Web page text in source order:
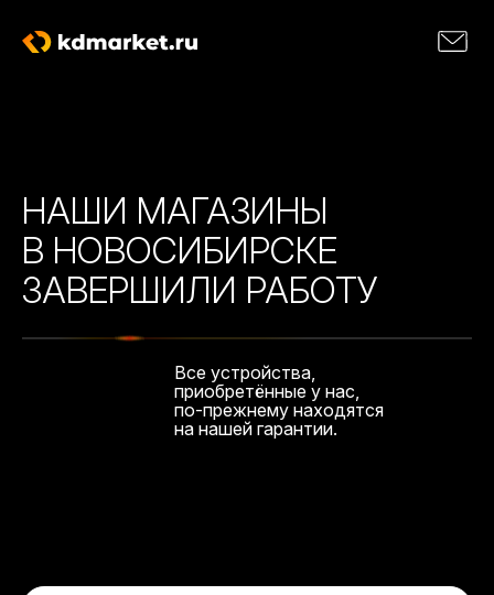
НАШИ МАГАЗИНЫ
В НОВОСИБИРСКЕ
ЗАВЕРШИЛИ РАБОТУ
Все устройства,
приобретённые у нас,
по-прежнему находятся
на нашей гарантии.